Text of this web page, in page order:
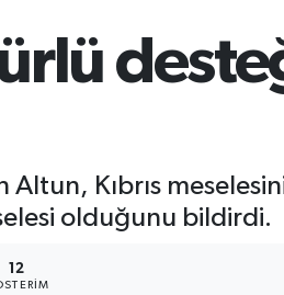
GRAM ALTIN
6574.81
1.44
Kıbrıs
olduğunu bildirdi.
12